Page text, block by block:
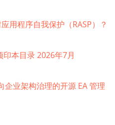
用程序自我保护（RASP）？
本目录 2026年7月
业架构治理的开源 EA 管理